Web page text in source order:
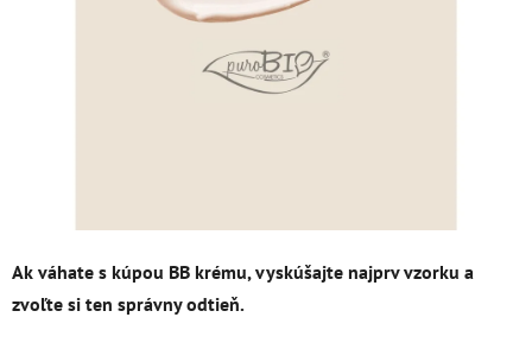
Ak váhate s kúpou BB krému, vyskúšajte najprv vzorku a
zvoľte si ten správny odtieň.